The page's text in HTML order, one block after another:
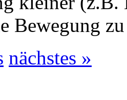
Bewegung
nächstes »